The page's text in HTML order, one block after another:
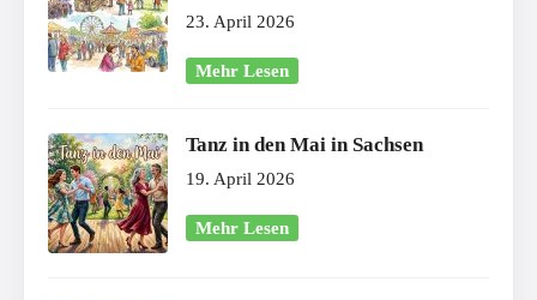
23. April 2026
Mehr Lesen
Tanz in den Mai in Sachsen
19. April 2026
Mehr Lesen